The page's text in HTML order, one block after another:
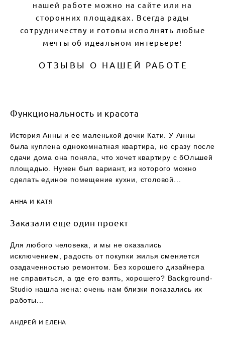
нашей работе можно на сайте или на
сторонних площадках. Всегда рады
сотрудничеству и готовы исполнять любые
мечты об идеальном интерьере!
ОТЗЫВЫ О НАШЕЙ РАБОТЕ
Функциональность и красота
История Анны и ее маленькой дочки Кати. У Анны
была куплена однокомнатная квартира, но сразу после
сдачи дома она поняла, что хочет квартиру с бОльшей
площадью. Нужен был вариант, из которого можно
сделать единое помещение кухни, столовой...
АННА И КАТЯ
Заказали еще один проект
Для любого человека, и мы не оказались
исключением, радость от покупки жилья сменяется
озадаченностью ремонтом. Без хорошего дизайнера
не справиться, а где его взять, хорошего? Background-
Studio нашла жена: очень нам близки показались их
работы...
АНДРЕЙ И ЕЛЕНА